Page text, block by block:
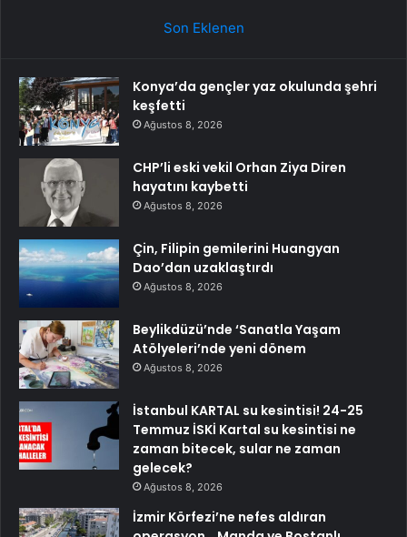
Son Eklenen
Konya’da gençler yaz okulunda şehri
keşfetti
Ağustos 8, 2026
CHP’li eski vekil Orhan Ziya Diren
hayatını kaybetti
Ağustos 8, 2026
Çin, Filipin gemilerini Huangyan
Dao’dan uzaklaştırdı
Ağustos 8, 2026
Beylikdüzü’nde ‘Sanatla Yaşam
Atölyeleri’nde yeni dönem
Ağustos 8, 2026
İstanbul KARTAL su kesintisi! 24-25
Temmuz İSKİ Kartal su kesintisi ne
zaman bitecek, sular ne zaman
gelecek?
Ağustos 8, 2026
İzmir Körfezi’ne nefes aldıran